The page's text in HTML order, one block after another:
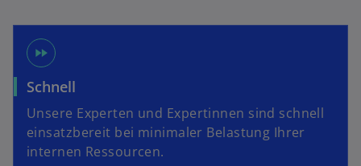
e
e
t
g
e
ö
f
f
n
e
t
fast_forward
Schnell
Unsere Experten und Expertinnen sind schnell
einsatzbereit bei minimaler Belastung Ihrer
internen Ressourcen.